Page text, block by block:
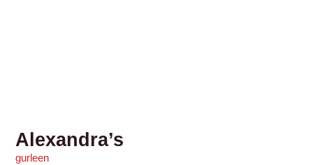
Alexandra’s
gurleen